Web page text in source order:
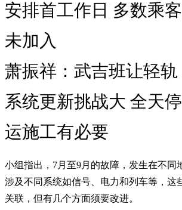
安排首工作日 多数乘客
未加入
萧振祥：武吉班让轻轨
系统更新挑战大 全天停
运施工有必要
小组指出，7月至9月的故障，发生在不同
涉及不同系统如信号、电力和列车等，这
关联，但有几个方面须要改进。